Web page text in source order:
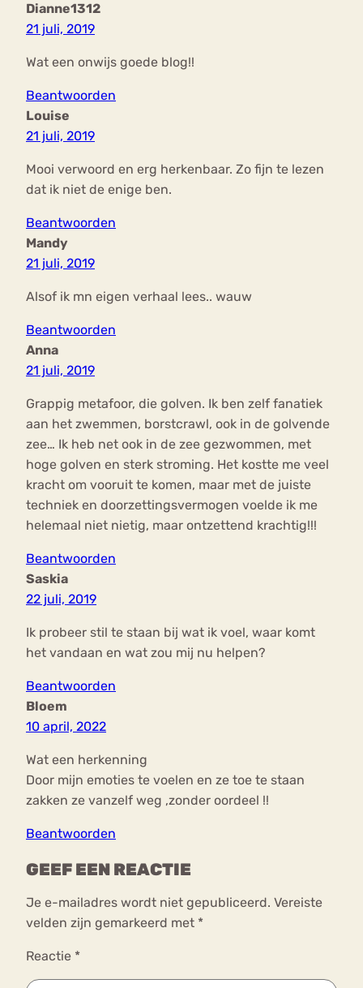
Dianne1312
21 juli, 2019
Wat een onwijs goede blog!!
Beantwoorden
Louise
21 juli, 2019
Mooi verwoord en erg herkenbaar. Zo fijn te lezen
dat ik niet de enige ben.
Beantwoorden
Mandy
21 juli, 2019
Alsof ik mn eigen verhaal lees.. wauw
Beantwoorden
Anna
21 juli, 2019
Grappig metafoor, die golven. Ik ben zelf fanatiek
aan het zwemmen, borstcrawl, ook in de golvende
zee… Ik heb net ook in de zee gezwommen, met
hoge golven en sterk stroming. Het kostte me veel
kracht om vooruit te komen, maar met de juiste
techniek en doorzettingsvermogen voelde ik me
helemaal niet nietig, maar ontzettend krachtig!!!
Beantwoorden
Saskia
22 juli, 2019
Ik probeer stil te staan bij wat ik voel, waar komt
het vandaan en wat zou mij nu helpen?
Beantwoorden
Bloem
10 april, 2022
Wat een herkenning
Door mijn emoties te voelen en ze toe te staan
zakken ze vanzelf weg ,zonder oordeel !!
Beantwoorden
GEEF EEN REACTIE
Je e-mailadres wordt niet gepubliceerd. Vereiste
velden zijn gemarkeerd met *
Reactie *